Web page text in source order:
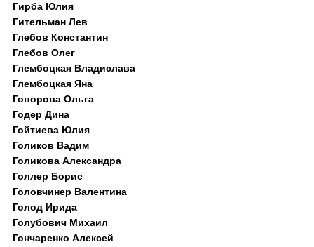
Гирба Юлия
Гительман Лев
Глебов Константин
Глебов Олег
Глембоцкая Владислава
Глембоцкая Яна
Говорова Ольга
Годер Дина
Гойтиева Юлия
Голиков Вадим
Голикова Александра
Голлер Борис
Головчинер Валентина
Голод Ирида
Голубович Михаил
Гончаренко Алексей